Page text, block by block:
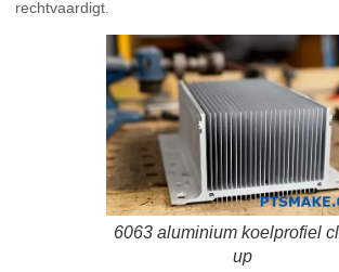
rechtvaardigt.
6063 aluminium koelprofiel
up